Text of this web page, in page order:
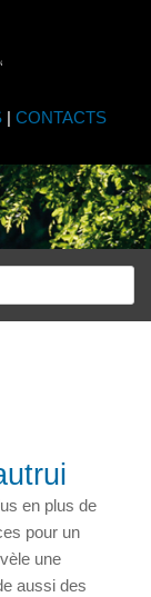
| CONTACTS
en plus de
pour un
une
aussi des